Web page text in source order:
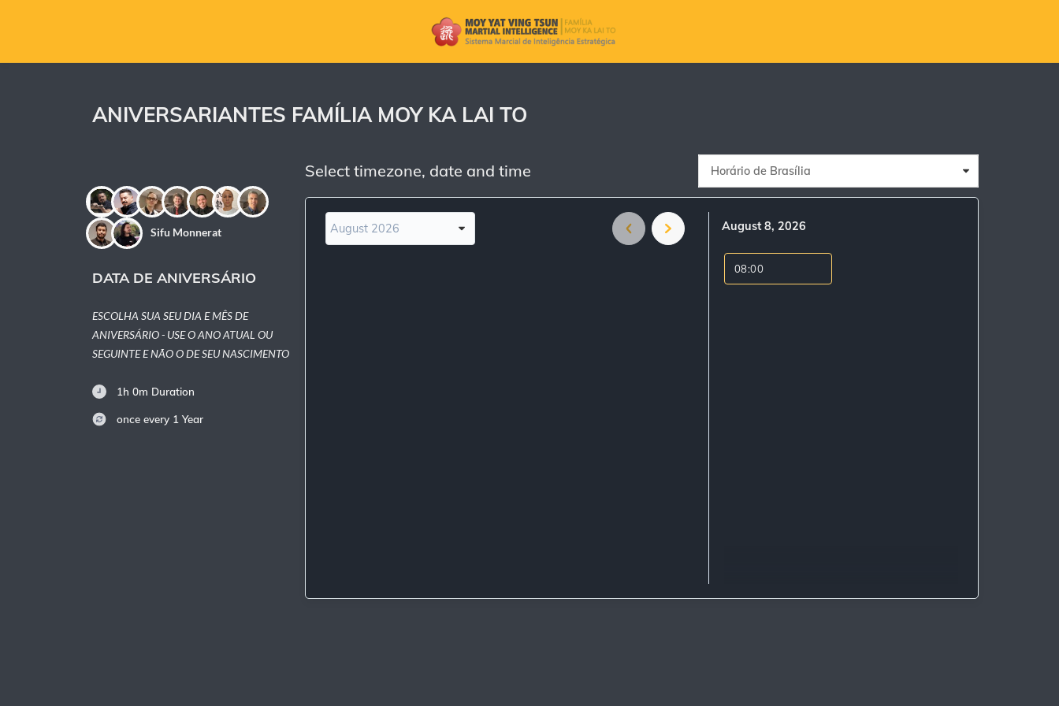
ANIVERSARIANTES FAMÍLIA MOY KA LAI TO
Sifu Monnerat
DATA DE ANIVERSÁRIO
ESCOLHA SUA SEU DIA E MÊS DE
ANIVERSÁRIO - USE O ANO ATUAL OU
SEGUINTE E NÃO O DE SEU NASCIMENTO
1h 0m Duration
once every 1 Year
Select timezone, date and time Horário de Brasília
August 2026 August 8, 2026
08:00